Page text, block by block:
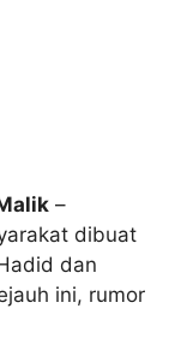
–
dibuat
dan
ini, rumor